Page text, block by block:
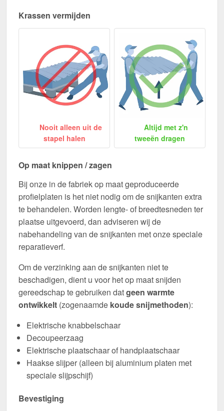
Krassen vermijden
Nooit alleen uit de
stapel halen
Altijd met z'n
tweeën dragen
Op maat knippen / zagen
Bij onze in de fabriek op maat geproduceerde
profielplaten is het niet nodig om de snijkanten extra
te behandelen. Worden lengte- of breedtesneden ter
plaatse uitgevoerd, dan adviseren wij de
nabehandeling van de snijkanten met onze speciale
reparatieverf.
Om de verzinking aan de snijkanten niet te
beschadigen, dient u voor het op maat snijden
gereedschap te gebruiken datgeen warmte
ontwikkelt (zogenaamde koude snijmethoden):
Elektrische knabbelschaar
Decoupeerzaag
Elektrische plaatschaar of handplaatschaar
Haakse slijper (alleen bij aluminium platen met
speciale slijpschijf)
Bevestiging